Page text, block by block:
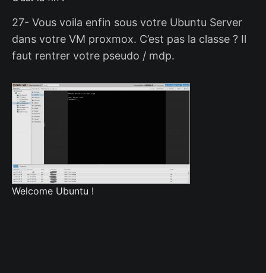
27- Vous voila enfin sous votre Ubuntu Server
dans votre VM proxmox. C’est pas la classe ? Il
faut rentrer votre pseudo / mdp.
Welcome Ubuntu !